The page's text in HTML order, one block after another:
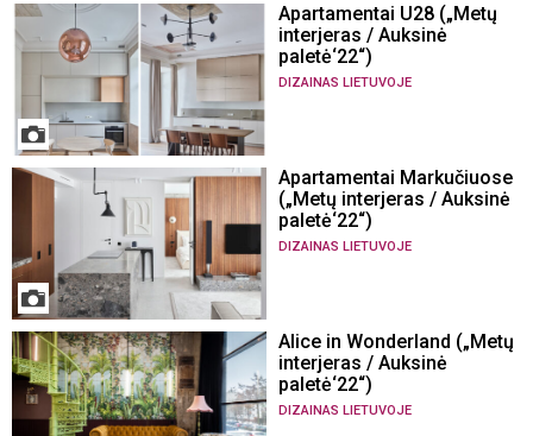
Apartamentai U28 („Metų
interjeras / Auksinė
paletė‘22“)
DIZAINAS LIETUVOJE
Apartamentai Markučiuose
(„Metų interjeras / Auksinė
paletė‘22“)
DIZAINAS LIETUVOJE
Alice in Wonderland („Metų
interjeras / Auksinė
paletė‘22“)
DIZAINAS LIETUVOJE